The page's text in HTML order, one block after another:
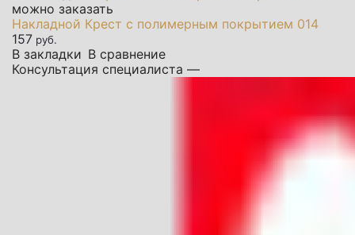
можно заказать
Накладной Крест с полимерным покрытием 014
157 руб.
В закладки В сравнение
Консультация специалиста —